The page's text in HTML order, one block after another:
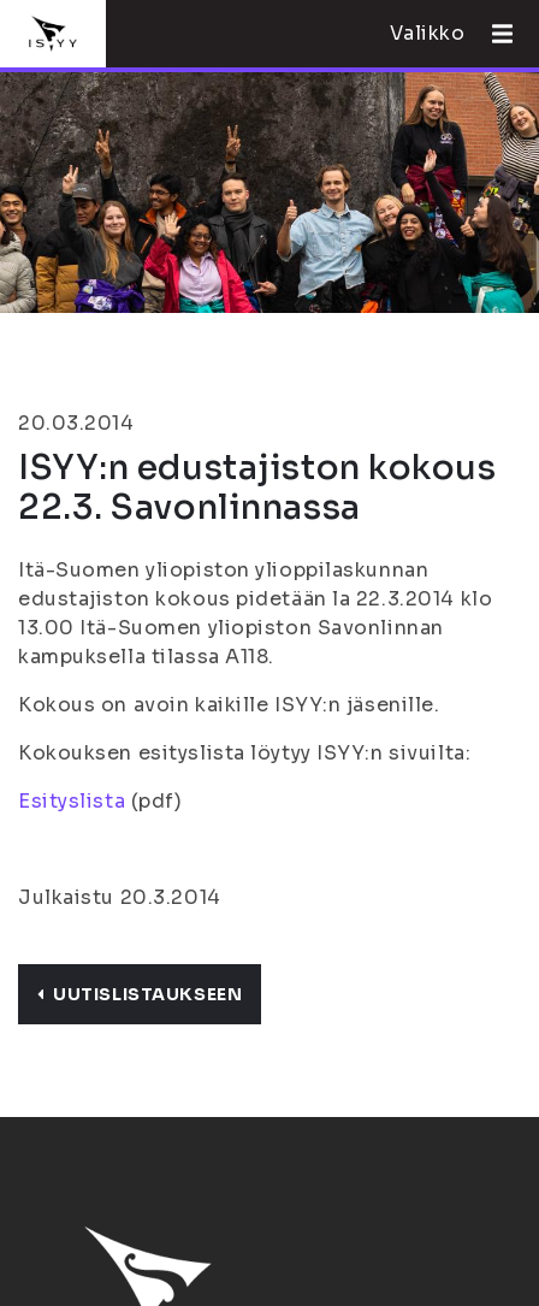
Valikko
20.03.2014
ISYY:n edustajiston kokous
22.3. Savonlinnassa
Itä-Suomen yliopiston ylioppilaskunnan
edustajiston kokous pidetään la 22.3.2014 klo
13.00 Itä-Suomen yliopiston Savonlinnan
kampuksella tilassa A118.
Kokous on avoin kaikille ISYY:n jäsenille.
Kokouksen esityslista löytyy ISYY:n sivuilta:
Esityslista (pdf)
Julkaistu 20.3.2014
UUTISLISTAUKSEEN